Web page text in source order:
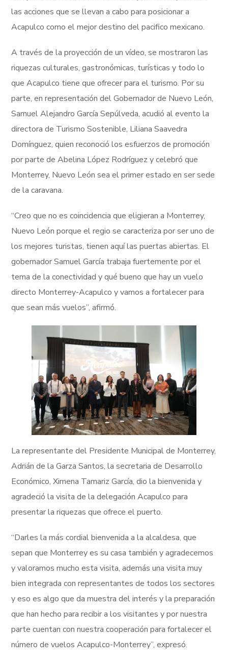
las acciones que se llevan a cabo para posicionar a
Acapulco como el mejor destino del pacifico mexicano.
A través de la proyección de un vídeo, se mostraron las
riquezas culturales, gastronómicas, turísticas y todo lo
que Acapulco tiene que ofrecer para el turismo. Por su
parte, en representación del Gobernador de Nuevo León,
Samuel Alejandro García Sepúlveda, acudió al evento la
directora de Turismo Sostenible, Liliana Saavedra
Domínguez, quien reconoció los esfuerzos de promoción
por parte de Abelina López Rodríguez y celebró que
Monterrey, Nuevo León sea el primer estado en ser sede
de la caravana.
“Creo que no es coincidencia que eligieran a Monterrey,
Nuevo León porque el regio se caracteriza por ser uno de
los mejores turistas, tienen aquí las puertas abiertas. El
gobernador Samuel García trabaja fuertemente por el
tema de la conectividad y qué bueno que hay un vuelo
directo Monterrey-Acapulco y vamos a fortalecer para
que sean más vuelos”, afirmó.
La representante del Presidente Municipal de Monterrey,
Adrián de la Garza Santos, la secretaria de Desarrollo
Económico, Ximena Tamariz García, dio la bienvenida y
agradeció la visita de la delegación Acapulco para
presentar la riquezas que ofrece el puerto.
“Darles la más cordial bienvenida a la alcaldesa, que
sepan que Monterrey es su casa también y agradecemos
y valoramos mucho esta visita, además una visita muy
bien integrada con representantes de todos los sectores
y eso es algo que da muestra del interés y la preparación
que han hecho para recibir a los visitantes y por nuestra
parte cuentan con nuestra cooperación para fortalecer el
número de vuelos Acapulco-Monterrey”, expresó.